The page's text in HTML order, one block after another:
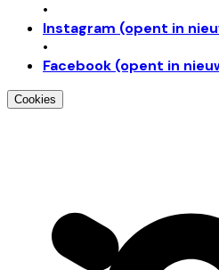
•
Instagram (opent in
•
Facebook (opent in
Cookies